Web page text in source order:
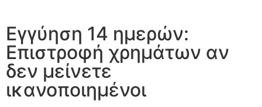
Εγγύηση 14 ημερών:
Επιστροφή χρημάτων αν
δεν μείνετε
ικανοποιημένοι